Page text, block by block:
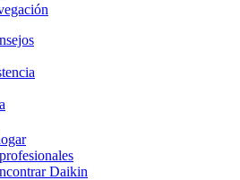
Daikin